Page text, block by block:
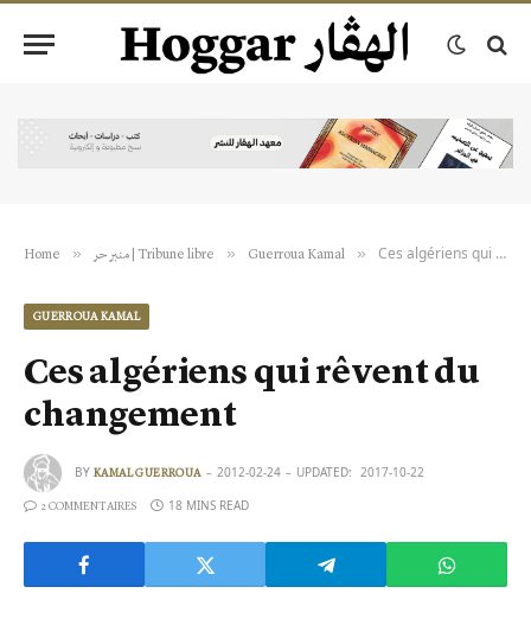
Home » منبر حر | Tribune libre » Guerroua Kamal » Ces algériens qui rêvent du changement
GUERROUA KAMAL
Ces algériens qui rêvent du
changement
BY KAMAL GUERROUA 2012-02-24 UPDATED: 2017-10-22
2 COMMENTAIRES 18 MINS READ